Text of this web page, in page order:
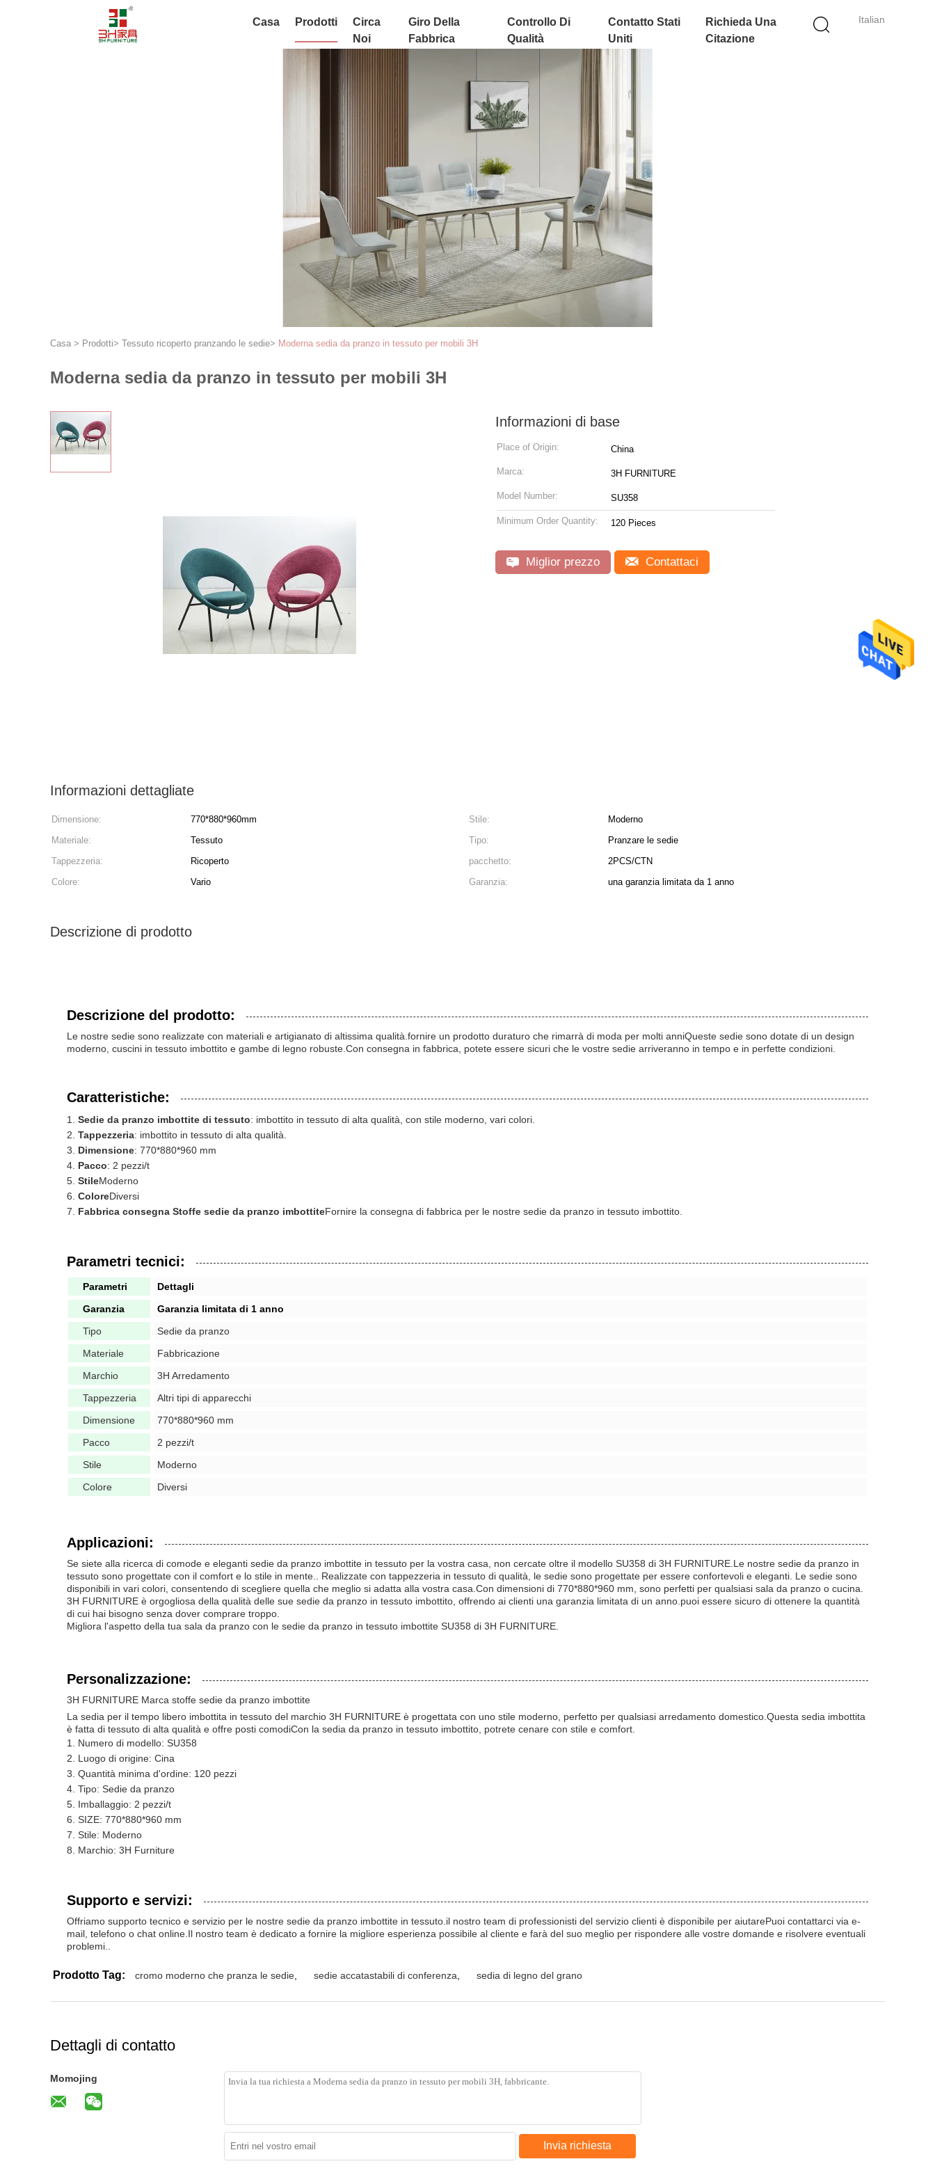
Italian
Casa Prodotti
Circa
Noi
Giro Della
Fabbrica
Controllo Di
Qualità
Contatto Stati
Uniti
Richieda Una
Citazione
Casa > Prodotti> Tessuto ricoperto pranzando le sedie> Moderna sedia da pranzo in tessuto per mobili 3H
Moderna sedia da pranzo in tessuto per mobili 3H
Informazioni di base
Place of Origin: China
Marca: 3H FURNITURE
Model Number: SU358
Minimum Order Quantity: 120 Pieces
Miglior prezzo Contattaci
Informazioni dettagliate
Dimensione: 770*880*960mm Stile:
Moderno
Materiale:
Tessuto Tipo:
Pranzare le sedie
Tappezzeria:
Ricoperto pacchetto:
2PCS/CTN
Colore:
Vario Garanzia: una garanzia limitata da 1 anno
Descrizione di prodotto
Descrizione del prodotto:
Le nostre sedie sono realizzate con materiali e artigianato di altissima qualità.fornire un prodotto duraturo che rimarrà di moda per molti anniQueste sedie sono dotate di un design
moderno, cuscini in tessuto imbottito e gambe di legno robuste.Con consegna in fabbrica, potete essere sicuri che le vostre sedie arriveranno in tempo e in perfette condizioni.
Caratteristiche:
Sedie da pranzo imbottite di tessuto: imbottito in tessuto di alta qualità, con stile moderno, vari colori.
Tappezzeria: imbottito in tessuto di alta qualità.
Dimensione: 770*880*960 mm
Pacco: 2 pezzi/t
StileModerno
ColoreDiversi
Fabbrica consegna Stoffe sedie da pranzo imbottiteFornire la consegna di fabbrica per le nostre sedie da pranzo in tessuto imbottito.
Parametri tecnici:
Parametri
Dettagli
Garanzia
Garanzia limitata di 1 anno
Tipo
Sedie da pranzo
Materiale
Fabbricazione
Marchio
3H Arredamento
Tappezzeria
Altri tipi di apparecchi
Dimensione
770*880*960 mm
Pacco
2 pezzi/t
Stile
Moderno
Colore
Diversi
Applicazioni:
Se siete alla ricerca di comode e eleganti sedie da pranzo imbottite in tessuto per la vostra casa, non cercate oltre il modello SU358 di 3H FURNITURE.Le nostre sedie da pranzo in
tessuto sono progettate con il comfort e lo stile in mente.. Realizzate con tappezzeria in tessuto di qualità, le sedie sono progettate per essere confortevoli e eleganti. Le sedie sono
disponibili in vari colori, consentendo di scegliere quella che meglio si adatta alla vostra casa.Con dimensioni di 770*880*960 mm, sono perfetti per qualsiasi sala da pranzo o cucina.
3H FURNITURE è orgogliosa della qualità delle sue sedie da pranzo in tessuto imbottito, offrendo ai clienti una garanzia limitata di un anno.puoi essere sicuro di ottenere la quantità
di cui hai bisogno senza dover comprare troppo.
Migliora l'aspetto della tua sala da pranzo con le sedie da pranzo in tessuto imbottite SU358 di 3H FURNITURE.
Personalizzazione:
3H FURNITURE Marca stoffe sedie da pranzo imbottite
La sedia per il tempo libero imbottita in tessuto del marchio 3H FURNITURE è progettata con uno stile moderno, perfetto per qualsiasi arredamento domestico.Questa sedia imbottita
è fatta di tessuto di alta qualità e offre posti comodiCon la sedia da pranzo in tessuto imbottito, potrete cenare con stile e comfort.
Numero di modello: SU358
Luogo di origine: Cina
Quantità minima d'ordine: 120 pezzi
Tipo: Sedie da pranzo
Imballaggio: 2 pezzi/t
SIZE: 770*880*960 mm
Stile: Moderno
Marchio: 3H Furniture
Supporto e servizi:
Offriamo supporto tecnico e servizio per le nostre sedie da pranzo imbottite in tessuto.il nostro team di professionisti del servizio clienti è disponibile per aiutarePuoi contattarci via e-
mail, telefono o chat online.Il nostro team è dedicato a fornire la migliore esperienza possibile al cliente e farà del suo meglio per rispondere alle vostre domande e risolvere eventuali
problemi..
Prodotto Tag: cromo moderno che pranza le sedie sedie accatastabili di conferenza sedia di legno del grano
Dettagli di contatto
Momojing
Invia richiesta